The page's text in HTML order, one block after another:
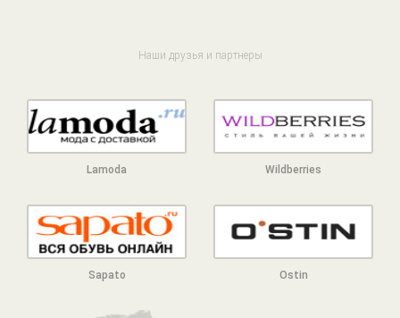
Наши друзья и партнеры
Lamoda Wildberries
Sapato Ostin